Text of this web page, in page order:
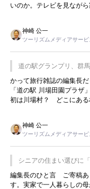
いのか。テレビを見なが
んてことは、冗談でもい
神崎 公一
ツーリズムメディアサー
道の駅グランプリ、群
かって旅行雑誌の編集長
「道の駅 川場田園プラ
初は川場村？ どこにある
永井 彰一社長にインタビ
した。プレゼンも巧みで
は、従業員に東京ディズ
の何かを理解してもらっ
プレミアムヨーグルトを
です。永井社長は、駐車
ことに目をつけ、高級商
事を懐かしく読みました。
神崎 公一
ツーリズムメディアサー
シニアの住まい選びに
暮らし
編集長のひと言 ご寄稿あ
す。実家で一人暮らしの